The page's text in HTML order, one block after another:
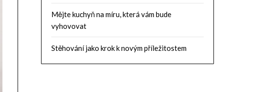
Mějte kuchyň na míru, která vám bude
vyhovovat
Stěhování jako krok k novým příležitostem